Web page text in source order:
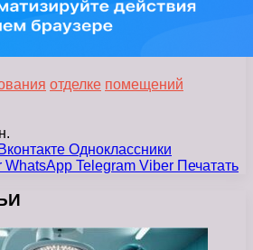
отделке помещений
Вконтакте Одноклассники
WhatsApp Telegram Viber Печатать